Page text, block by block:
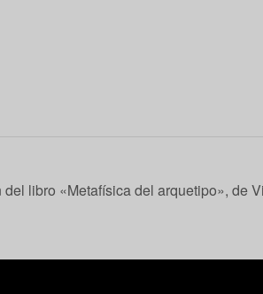
del libro «Metafísica del arquetipo», de